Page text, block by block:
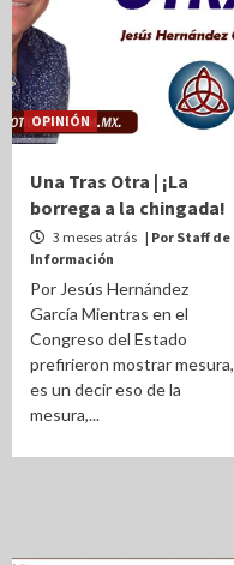
OPINIÓN
Una Tras Otra | ¡La
borrega a la chingada!
3 meses atrás | Por Staff de
Información
Por Jesús Hernández
García Mientras en el
Congreso del Estado
prefirieron mostrar mesura,
es un decir eso de la
mesura,...